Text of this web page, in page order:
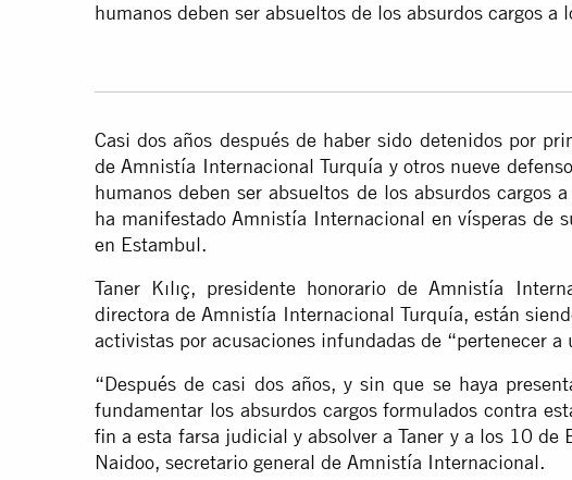
humanos deben ser absueltos de los absurdos cargos a
Casi dos años después de haber sido detenidos por
de Amnistía Internacional Turquía y otros nueve
humanos deben ser absueltos de los absurdos cargos
ha manifestado Amnistía Internacional en vísperas de
en Estambul.
Taner Kılıç, presidente honorario de Amnistía
directora de Amnistía Internacional Turquía, están
activistas por acusaciones infundadas de “pertenecer a
“Después de casi dos años, y sin que se haya
fundamentar los absurdos cargos formulados contra
fin a esta farsa judicial y absolver a Taner y a los 10 de
Naidoo, secretario general de Amnistía Internacional.